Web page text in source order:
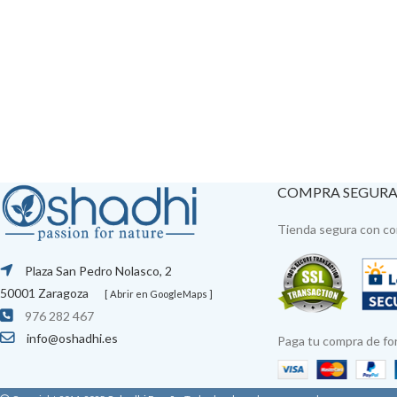
Plaza San Pedro Nolasco, 2
50001 Zaragoza
[ Abrir en GoogleMaps ]
976 282 467
info@oshadhi.es
COMPRA SEGURA
Tienda segura con
Paga tu compra de